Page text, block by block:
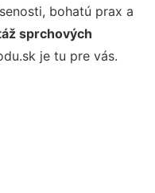
bohatú prax a
sprchových
je tu pre vás.